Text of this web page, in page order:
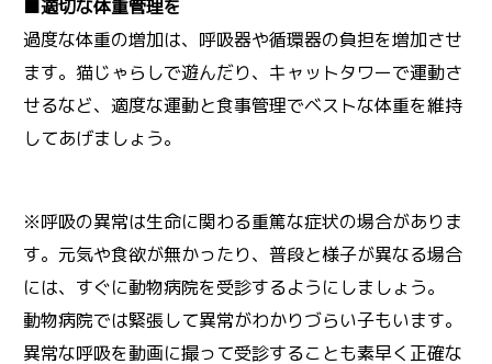
■適切な体重管理を
過度な体重の増加は、呼吸器や循環器の負担を増加させ
ます。猫じゃらしで遊んだり、キャットタワーで運動さ
せるなど、適度な運動と食事管理でベストな体重を維持
してあげましょう。
※呼吸の異常は生命に関わる重篤な症状の場合がありま
す。元気や食欲が無かったり、普段と様子が異なる場合
には、すぐに動物病院を受診するようにしましょう。
動物病院では緊張して異常がわかりづらい子もいます。
異常な呼吸を動画に撮って受診することも素早く正確な